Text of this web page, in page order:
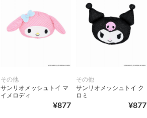
その他
サンリオメッシュトイ マ
イメロディ
¥877
その他
サンリオメッシュトイ ク
ロミ
¥877